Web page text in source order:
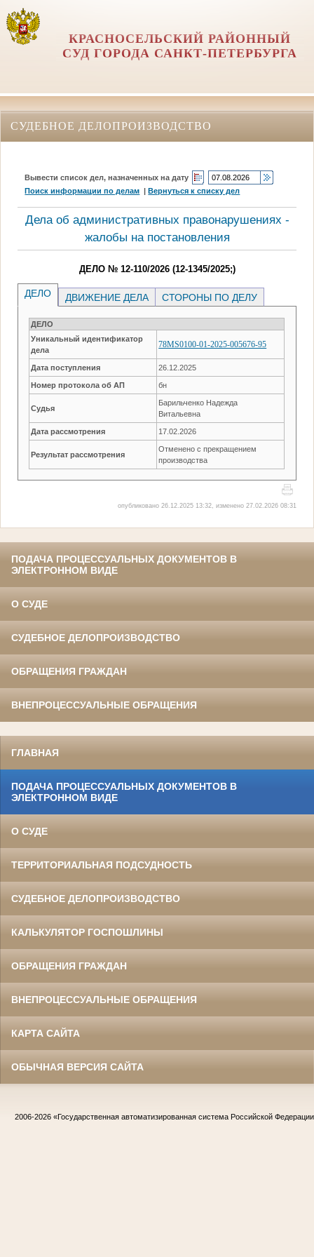
КРАСНОСЕЛЬСКИЙ РАЙОННЫЙ
СУД ГОРОДА САНКТ-ПЕТЕРБУРГА
СУДЕБНОЕ ДЕЛОПРОИЗВОДСТВО
Вывести список дел, назначенных на дату
Поиск информации по делам |Вернуться к списку дел
Дела об административных правонарушениях -
жалобы на постановления
ДЕЛО № 12-110/2026 (12-1345/2025;)
ДЕЛО ДВИЖЕНИЕ ДЕЛА СТОРОНЫ ПО ДЕЛУ
ДЕЛО
Уникальный идентификатор
дела
78MS0100-01-2025-005676-95
Дата поступления 26.12.2025
Номер протокола об АП бн
Судья
Барильченко Надежда
Витальевна
Дата рассмотрения 17.02.2026
Результат рассмотрения
Отменено с прекращением
производства
опубликовано 26.12.2025 13:32, изменено 27.02.2026 08:31
ПОДАЧА ПРОЦЕССУАЛЬНЫХ ДОКУМЕНТОВ В
ЭЛЕКТРОННОМ ВИДЕ
О СУДЕ
СУДЕБНОЕ ДЕЛОПРОИЗВОДСТВО
ОБРАЩЕНИЯ ГРАЖДАН
ВНЕПРОЦЕССУАЛЬНЫЕ ОБРАЩЕНИЯ
ГЛАВНАЯ
ПОДАЧА ПРОЦЕССУАЛЬНЫХ ДОКУМЕНТОВ В
ЭЛЕКТРОННОМ ВИДЕ
О СУДЕ
ТЕРРИТОРИАЛЬНАЯ ПОДСУДНОСТЬ
СУДЕБНОЕ ДЕЛОПРОИЗВОДСТВО
КАЛЬКУЛЯТОР ГОСПОШЛИНЫ
ОБРАЩЕНИЯ ГРАЖДАН
ВНЕПРОЦЕССУАЛЬНЫЕ ОБРАЩЕНИЯ
КАРТА САЙТА
ОБЫЧНАЯ ВЕРСИЯ САЙТА
2006-2026 «Государственная автоматизированная система Российской